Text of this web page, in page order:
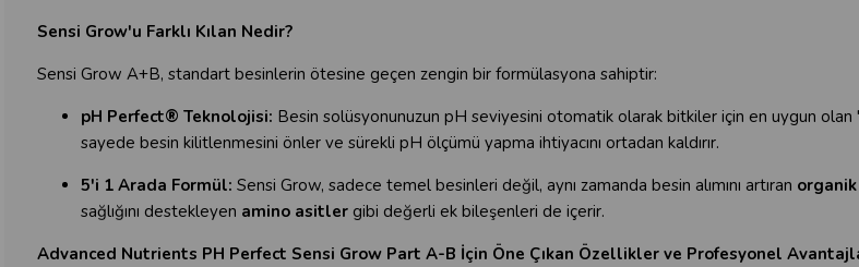
Sensi Grow'u Farklı Kılan Nedir?
Sensi Grow A+B, standart besinlerin ötesine geçen zengin bir formülasyona sahiptir:
pH Perfect® Teknolojisi: Besin solüsyonunuzun pH seviyesini otomatik olarak bitkiler için en uygun
sayede besin kilitlenmesini önler ve sürekli pH ölçümü yapma ihtiyacını ortadan kaldırır.
5'i 1 Arada Formül: Sensi Grow, sadece temel besinleri değil, aynı zamanda besin alımını artıran
sağlığını destekleyen amino asitlergibi değerli ek bileşenleri de içerir.
Advanced Nutrients PH Perfect Sensi Grow Part A-B İçin Öne Çıkan Özellikler ve Profesyonel